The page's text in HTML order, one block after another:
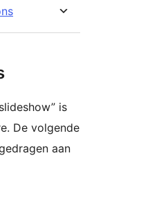
is
De volgende
aan